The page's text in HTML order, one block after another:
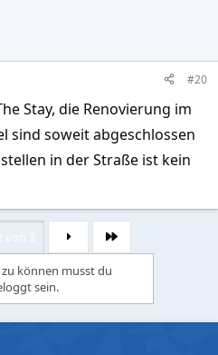
#20
Stay, die Renovierung im
sind soweit abgeschlossen
in der Straße ist kein
Letzte
können musst du
sein.